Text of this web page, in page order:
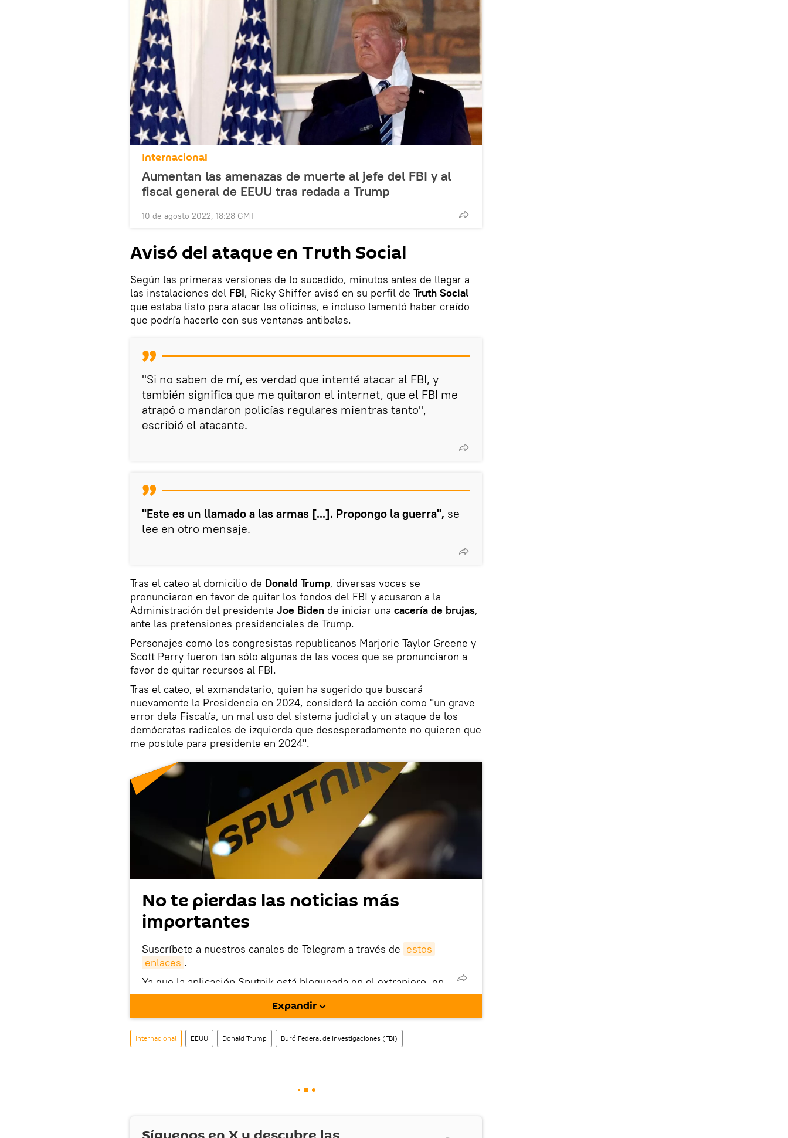
Internacional
Aumentan las amenazas de muerte al jefe del FBI y al
fiscal general de EEUU tras redada a Trump
10 de agosto 2022, 18:28 GMT
Avisó del ataque en Truth Social
Según las primeras versiones de lo sucedido, minutos antes de llegar a
las instalaciones del FBI, Ricky Shiffer avisó en su perfil de Truth Social
que estaba listo para atacar las oficinas, e incluso lamentó haber creído
que podría hacerlo con sus ventanas antibalas.
"Si no saben de mí, es verdad que intenté atacar al FBI, y
también significa que me quitaron el internet, que el FBI me
atrapó o mandaron policías regulares mientras tanto",
escribió el atacante.
"Este es un llamado a las armas [...]. Propongo la guerra", se
lee en otro mensaje.
Tras el cateo al domicilio de Donald Trump, diversas voces se
pronunciaron en favor de quitar los fondos del FBI y acusaron a la
Administración del presidente Joe Biden de iniciar una cacería de brujas,
ante las pretensiones presidenciales de Trump.
Personajes como los congresistas republicanos Marjorie Taylor Greene y
Scott Perry fueron tan sólo algunas de las voces que se pronunciaron a
favor de quitar recursos al FBI.
Tras el cateo, el exmandatario, quien ha sugerido que buscará
nuevamente la Presidencia en 2024, consideró la acción como "un grave
error dela Fiscalía, un mal uso del sistema judicial y un ataque de los
demócratas radicales de izquierda que desesperadamente no quieren que
me postule para presidente en 2024".
No te pierdas las noticias más
importantes
Suscríbete a nuestros canales de Telegram a través de estos
enlaces .
Ya que la aplicación Sputnik está bloqueada en el extranjero, en
este enlace puedes descargarla e instalarla en tu dispositivo
También tenemos una cuenta en la red social rusa VK .
Expandir
Internacional EEUU Donald Trump Buró Federal de Investigaciones (FBI)